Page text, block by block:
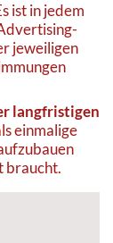
ist in jedem
jeweiligen
langfristigen
einmalige
braucht.